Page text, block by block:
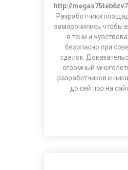
http://
Разработчики
заморочились чтобы
в тени и
безопасно при
сделок.
огромный
разработчиков и
до сей пор на